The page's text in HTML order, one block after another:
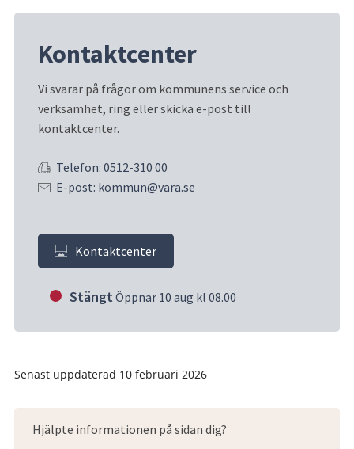
Kontaktcenter
Vi svarar på frågor om kommunens service och
verksamhet, ring eller skicka e-post till
kontaktcenter.
Telefon: 0512-310 00
E-post: kommun@vara.se
Kontaktcenter
Stängt Öppnar 10 aug kl 08.00
Senast uppdaterad 10 februari 2026
Hjälpte informationen på sidan dig?